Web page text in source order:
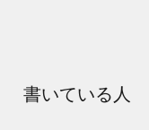
書いている人